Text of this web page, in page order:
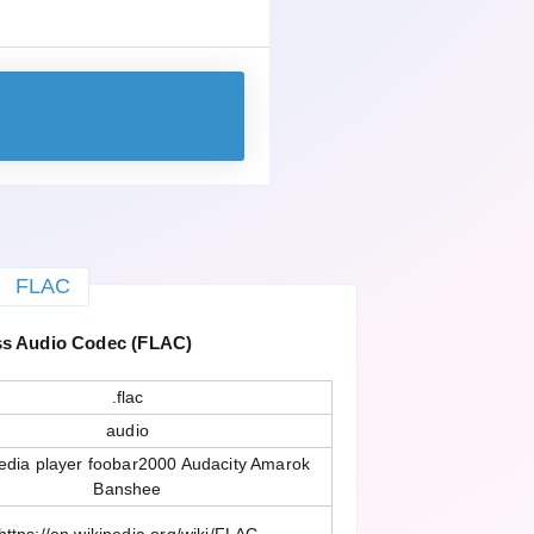
FLAC
Audio Codec (FLAC)
.flac
audio
player foobar2000 Audacity Amarok
Banshee